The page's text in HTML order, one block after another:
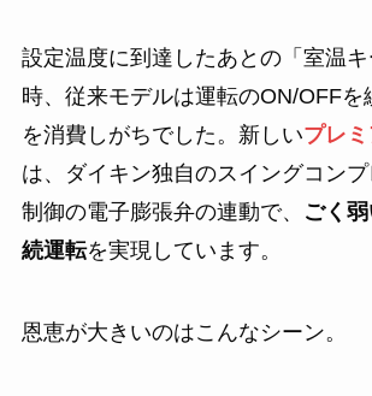
設定温度に到達したあとの「室温
時、従来モデルは運転のON/OFFを
を消費しがちでした。新しいプレ
は、ダイキン独自のスイングコン
制御の電子膨張弁の連動で、
ごく
続運転を実現しています。
恩恵が大きいのはこんなシーン。